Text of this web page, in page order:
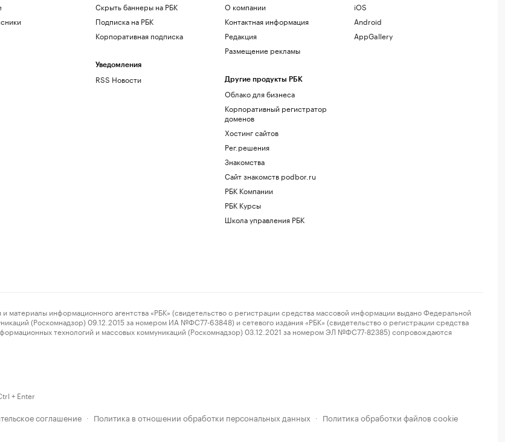
Скрыть баннеры на РБК
Подписка на РБК
Корпоративная подписка
Уведомления
RSS Новости
О компании
Контактная информация
Редакция
Размещение рекламы
Другие продукты РБК
Облако для бизнеса
Корпоративный регистратор
доменов
Хостинг сайтов
Рег.решения
Знакомства
Сайт знакомств podbor.ru
РБК Компании
РБК Курсы
Школа управления РБК
iOS
Android
AppGallery
информационного агентства «РБК» (свидетельство о регистрации средства массовой информации выдано Федеральной
(Роскомнадзор) 09.12.2015 за номером ИА №ФС77-63848) и сетевого издания «РБК» (свидетельство о регистрации средства
технологий и массовых коммуникаций (Роскомнадзор) 03.12.2021 за номером ЭЛ №ФС77-82385) сопровождаются
+ Enter
соглашение · Политика в отношении обработки персональных данных · Политика обработки файлов cookie